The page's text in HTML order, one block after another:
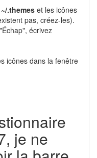
~/.themes et les icônes
pas, créez-les).
écrivez
icônes dans la fenêtre
je ne